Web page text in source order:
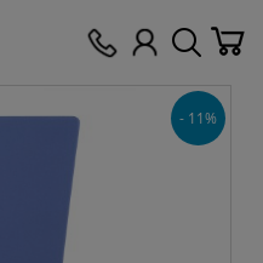
- 11%